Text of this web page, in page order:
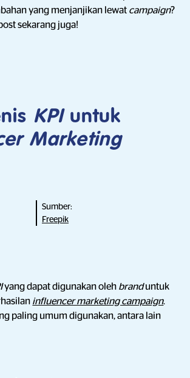
yang menjanjikan lewat campaign?
sekarang juga!
KPIuntuk
Marketing
Sumber:
Freepik
yang dapat digunakan oleh branduntuk
influencer marketing campaign.
paling umum digunakan, antara lain